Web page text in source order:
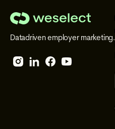
Select
Datadriven employer marketing.